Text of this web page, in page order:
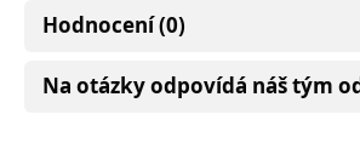
Hodnocení (0)
Na otázky odpovídá náš tým